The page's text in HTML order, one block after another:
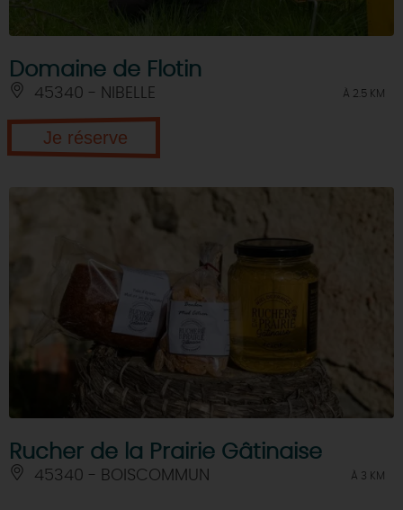
Domaine de Flotin
45340 - NIBELLE À 2.5 KM
Je réserve
Rucher de la Prairie Gâtinaise
45340 - BOISCOMMUN À 3 KM